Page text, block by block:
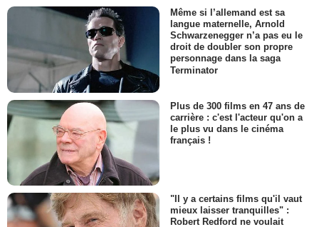
Même si l’allemand est sa
langue maternelle, Arnold
Schwarzenegger n’a pas eu le
droit de doubler son propre
personnage dans la saga
Terminator
Plus de 300 films en 47 ans de
carrière : c'est l'acteur qu'on a
le plus vu dans le cinéma
français !
"Il y a certains films qu'il vaut
mieux laisser tranquilles" :
Robert Redford ne voulait